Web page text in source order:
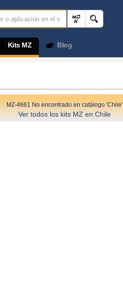
Kits MZ Blog
MZ-4661 No encontrado en catálogo 'Chile'
Ver todos los kits MZ en Chile